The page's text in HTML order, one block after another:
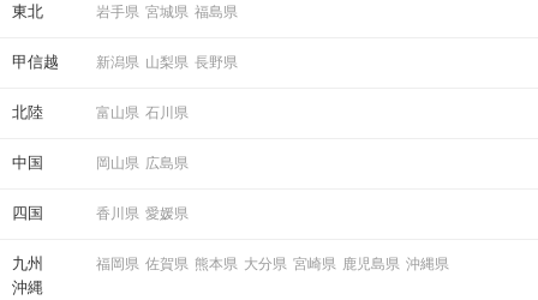
開催場所
東北 岩手県 宮城県 福島県
甲信越 新潟県 山梨県 長野県
北陸 富山県 石川県
中国 岡山県 広島県
四国 香川県 愛媛県
九州
沖縄
福岡県 佐賀県 熊本県 大分県 宮崎県 鹿児島県 沖縄県